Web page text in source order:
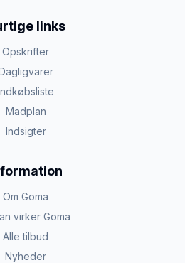
links
Opskrifter
Madplan
Indsigter
Om Goma
virker Goma
Alle tilbud
Nyheder